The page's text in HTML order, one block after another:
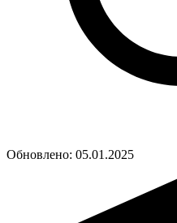
Обновлено: 05.01.2025